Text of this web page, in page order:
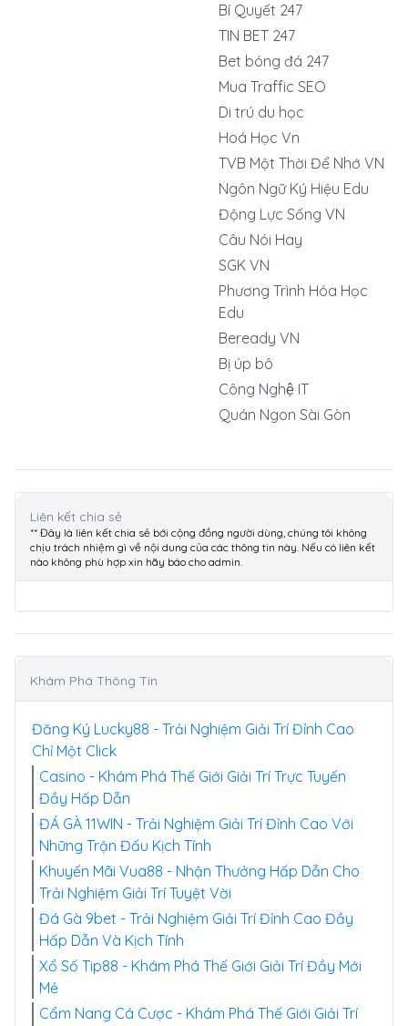
Bí Quyết 247
TIN BET 247
Bet bóng đá 247
Mua Traffic SEO
Di trú du học
Hoá Học Vn
TVB Một Thời Để Nhớ VN
Ngôn Ngữ Ký Hiệu Edu
Động Lực Sống VN
Câu Nói Hay
SGK VN
Phương Trình Hóa Học
Edu
Beready VN
Bị úp bô
Công Nghệ IT
Quán Ngon Sài Gòn
Liên kết chia sẻ
** Đây là liên kết chia sẻ bới cộng đồng người dùng, chúng tôi không
chịu trách nhiệm gì về nội dung của các thông tin này. Nếu có liên kết
nào không phù hợp xin hãy báo cho admin.
Khám Phá Thông Tin
Đăng Ký Lucky88 - Trải Nghiệm Giải Trí Đỉnh Cao
Chỉ Một Click
Casino - Khám Phá Thế Giới Giải Trí Trực Tuyến
Đầy Hấp Dẫn
ĐÁ GÀ 11WIN - Trải Nghiệm Giải Trí Đỉnh Cao Với
Những Trận Đấu Kịch Tính
Khuyến Mãi Vua88 - Nhận Thưởng Hấp Dẫn Cho
Trải Nghiệm Giải Trí Tuyệt Vời
Đá Gà 9bet - Trải Nghiệm Giải Trí Đỉnh Cao Đầy
Hấp Dẫn Và Kịch Tính
Xổ Số Tip88 - Khám Phá Thế Giới Giải Trí Đầy Mới
Mẻ
Cẩm Nang Cá Cược - Khám Phá Thế Giới Giải Trí